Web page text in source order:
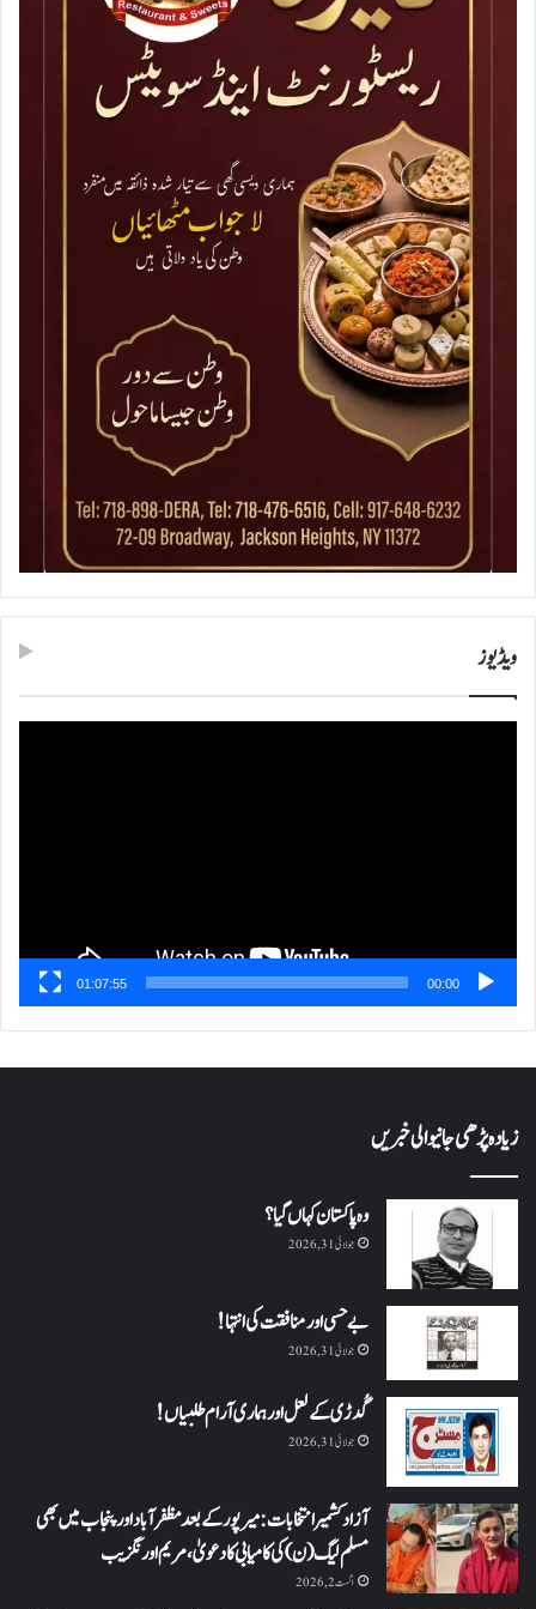
ویڈیوز
00:00
01:07:55
زیادہ پڑھی جانیوالی خبریں
وہ پاکستان کہاں گیا؟
جولائی 31, 2026
بے حسی اور منافقت کی انتہا !
جولائی 31, 2026
گُدڑی کے لعل اور ہماری آرام طلبیاں!
جولائی 31, 2026
آزاد کشمیر انتخابات: میرپور کے بعد مظفرآباد اور پنجاب میں بھی
مسلم لیگ (ن) کی کامیابی کا دعویٰ، مریم اورنگزیب
اگست 2, 2026